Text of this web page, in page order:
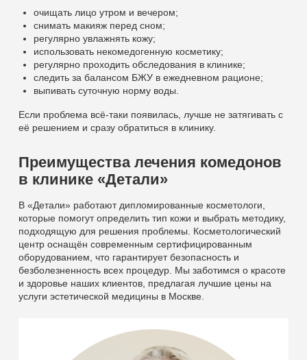
очищать лицо утром и вечером;
снимать макияж перед сном;
регулярно увлажнять кожу;
использовать некомедогенную косметику;
регулярно проходить обследования в клинике;
следить за балансом БЖУ в ежедневном рационе;
выпивать суточную норму воды.
Если проблема всё-таки появилась, лучше не затягивать с
её решением и сразу обратиться в клинику.
Преимущества лечения комедонов
в клинике «Детали»
В «Детали» работают дипломированные косметологи,
которые помогут определить тип кожи и выбрать методику,
подходящую для решения проблемы. Косметологический
центр оснащён современным сертифицированным
оборудованием, что гарантирует безопасность и
безболезненность всех процедур. Мы заботимся о красоте
и здоровье наших клиентов, предлагая лучшие цены на
услуги эстетической медицины в Москве.